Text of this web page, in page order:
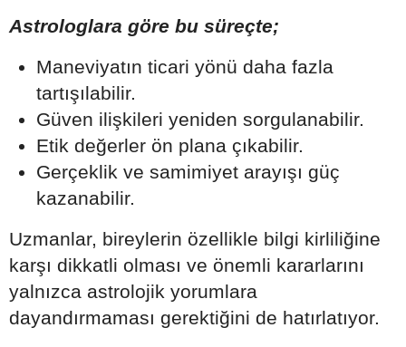
Astrologlara göre bu süreçte;
Maneviyatın ticari yönü daha fazla
tartışılabilir.
Güven ilişkileri yeniden sorgulanabilir.
Etik değerler ön plana çıkabilir.
Gerçeklik ve samimiyet arayışı güç
kazanabilir.
Uzmanlar, bireylerin özellikle bilgi kirliliğine
karşı dikkatli olması ve önemli kararlarını
yalnızca astrolojik yorumlara
dayandırmaması gerektiğini de hatırlatıyor.